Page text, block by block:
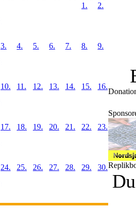
1. 2.
3. 4. 5. 6. 7. 8. 9.
10. 11. 12. 13. 14. 15. 16.
17. 18. 19. 20. 21. 22. 23.
24. 25. 26. 27. 28. 29. 30.